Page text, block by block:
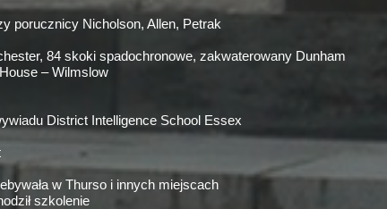
porucznicy Nicholson, Allen, Petrak
84 skoki spadochronowe, zakwaterowany Dunham
– Wilmslow
District Intelligence School Essex
w Thurso i innych miejscach
szkolenie